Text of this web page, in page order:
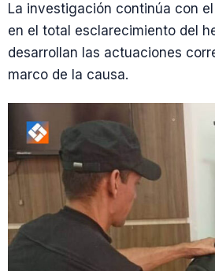
La investigación continúa con
en el total esclarecimiento del
desarrollan las actuaciones
marco de la causa.